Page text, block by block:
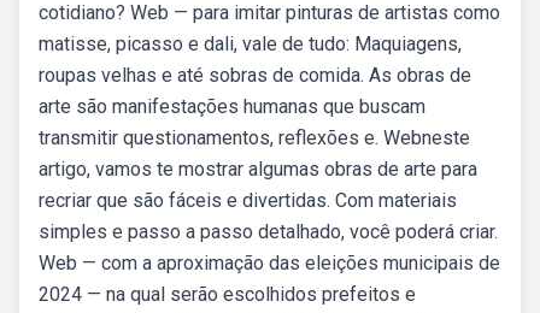
cotidiano? Web — para imitar pinturas de artistas como
matisse, picasso e dali, vale de tudo: Maquiagens,
roupas velhas e até sobras de comida. As obras de
arte são manifestações humanas que buscam
transmitir questionamentos, reflexões e. Webneste
artigo, vamos te mostrar algumas obras de arte para
recriar que são fáceis e divertidas. Com materiais
simples e passo a passo detalhado, você poderá criar.
Web — com a aproximação das eleições municipais de
2024 — na qual serão escolhidos prefeitos e